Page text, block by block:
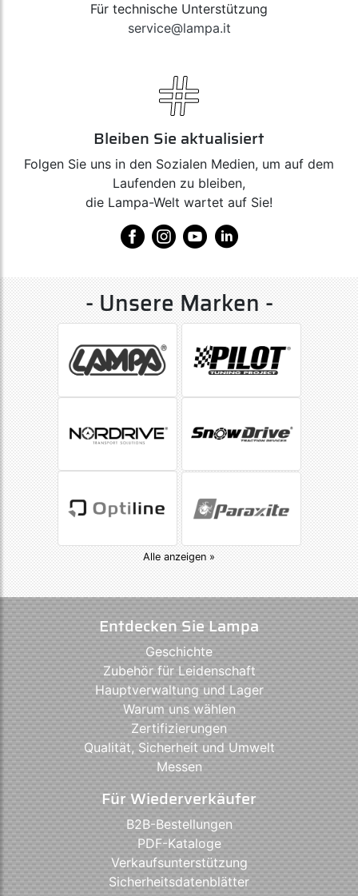
Für technische Unterstützung
service@lampa.it
Bleiben Sie aktualisiert
Folgen Sie uns in den Sozialen Medien, um auf dem
Laufenden zu bleiben,
die Lampa-Welt wartet auf Sie!
- Unsere Marken -
Alle anzeigen »
Entdecken Sie Lampa
Geschichte
Zubehör für Leidenschaft
Hauptverwaltung und Lager
Warum uns wählen
Zertifizierungen
Qualität, Sicherheit und Umwelt
Messen
Für Wiederverkäufer
B2B-Bestellungen
PDF-Kataloge
Verkaufsunterstützung
Sicherheitsdatenblätter